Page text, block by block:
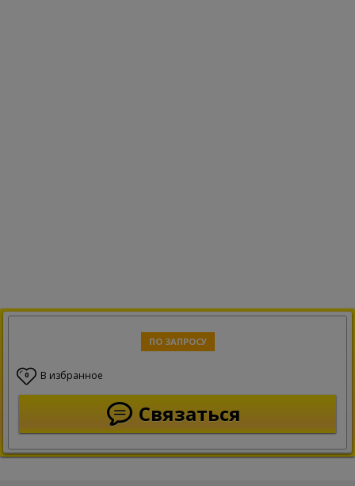
ПО ЗАПРОСУ
0 В избранное
Связаться